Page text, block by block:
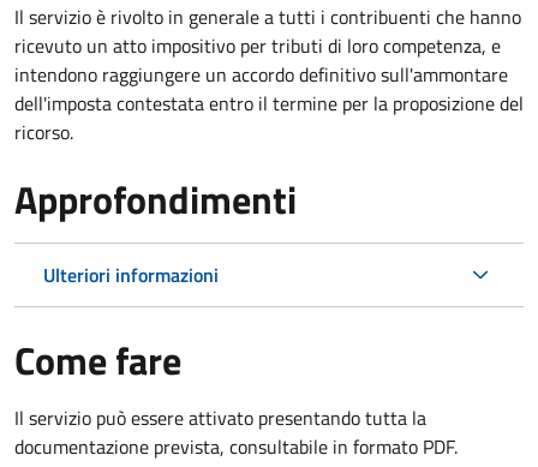
Il servizioè rivolto in generale a tutti i contribuenti che hanno
ricevuto un atto impositivo per tributi di loro competenza, e
intendono raggiungere un accordo definitivo sull'ammontare
dell'imposta contestata entro il termine per la proposizione del
ricorso.
Approfondimenti
Ulteriori informazioni
Come fare
Il servizio può essere attivato presentando tutta la
documentazione prevista, consultabile in formato PDF.